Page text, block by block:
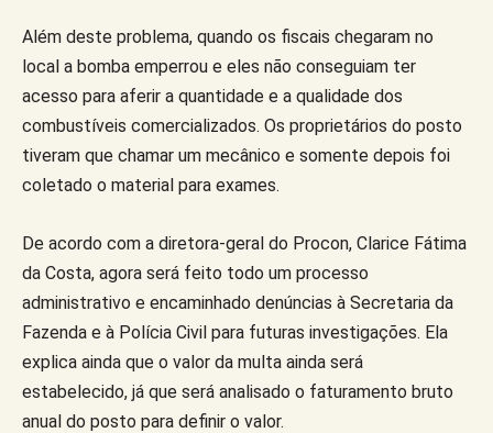
Além deste problema, quando os fiscais chegaram no
local a bomba emperrou e eles não conseguiam ter
acesso para aferir a quantidade e a qualidade dos
combustíveis comercializados. Os proprietários do posto
tiveram que chamar um mecânico e somente depois foi
coletado o material para exames.
De acordo com a diretora-geral do Procon, Clarice Fátima
da Costa, agora será feito todo um processo
administrativo e encaminhado denúncias à Secretaria da
Fazenda e à Polícia Civil para futuras investigações. Ela
explica ainda que o valor da multa ainda será
estabelecido, já que será analisado o faturamento bruto
anual do posto para definir o valor.